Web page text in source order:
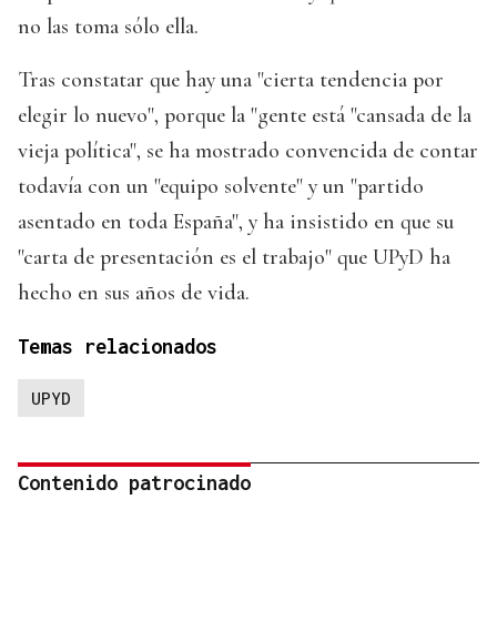
no las toma sólo ella.
Tras constatar que hay una "cierta tendencia por
elegir lo nuevo", porque la "gente está "cansada de la
vieja política", se ha mostrado convencida de contar
todavía con un "equipo solvente" y un "partido
asentado en toda España", y ha insistido en que su
"carta de presentación es el trabajo" que UPyD ha
hecho en sus años de vida.
Temas relacionados
UPYD
Contenido patrocinado